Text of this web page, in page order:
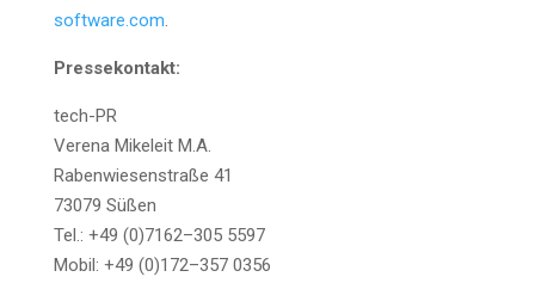
software.com.
Pres­se­kon­takt:
tech-PR
Vere­na Mikeleit M.A.
Raben­wie­sen­stra­ße 41
73079 Süßen
Tel.: +49 (0)7162–305 5597
Mobil: +49 (0)172–357 0356